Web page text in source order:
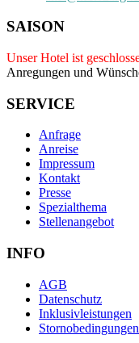
SAISON
Unser Hotel ist
Anregungen und
SERVICE
Anfrage
Anreise
Impressum
Kontakt
Presse
Spezialthema
Stellenangebot
INFO
AGB
Datenschutz
Inklusivleistungen
Stornobedingungen